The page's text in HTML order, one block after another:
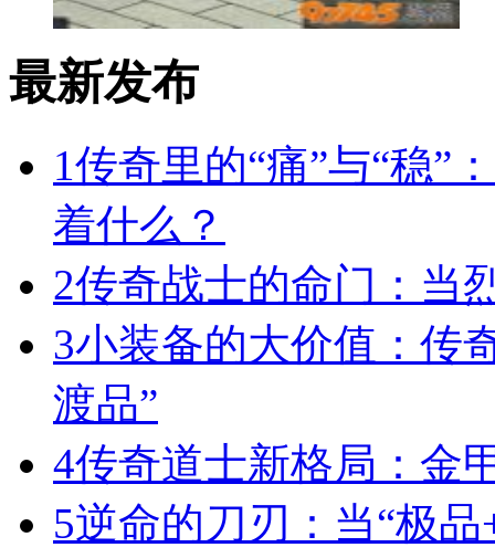
最新发布
1传奇里的“痛”与“稳”
着什么？
2传奇战士的命门：当
3小装备的大价值：传
渡品”
4传奇道士新格局：金
5逆命的刀刃：当“极